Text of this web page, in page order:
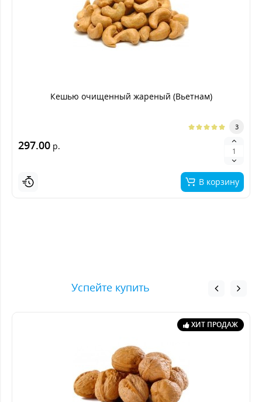
Кешью очищенный жареный (Вьетнам)
3
297.00 р.
В корзину
Успейте купить
ХИТ ПРОДАЖ